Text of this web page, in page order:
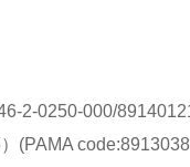
2-0250-000/
） (PAMA